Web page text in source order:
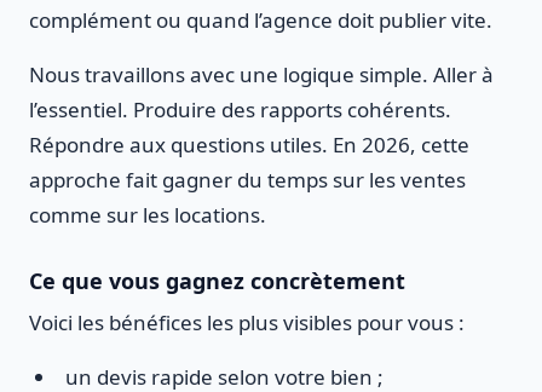
complément ou quand l’agence doit publier vite.
Nous travaillons avec une logique simple. Aller à
l’essentiel. Produire des rapports cohérents.
Répondre aux questions utiles. En 2026, cette
approche fait gagner du temps sur les ventes
comme sur les locations.
Ce que vous gagnez concrètement
Voici les bénéfices les plus visibles pour vous :
un devis rapide selon votre bien ;